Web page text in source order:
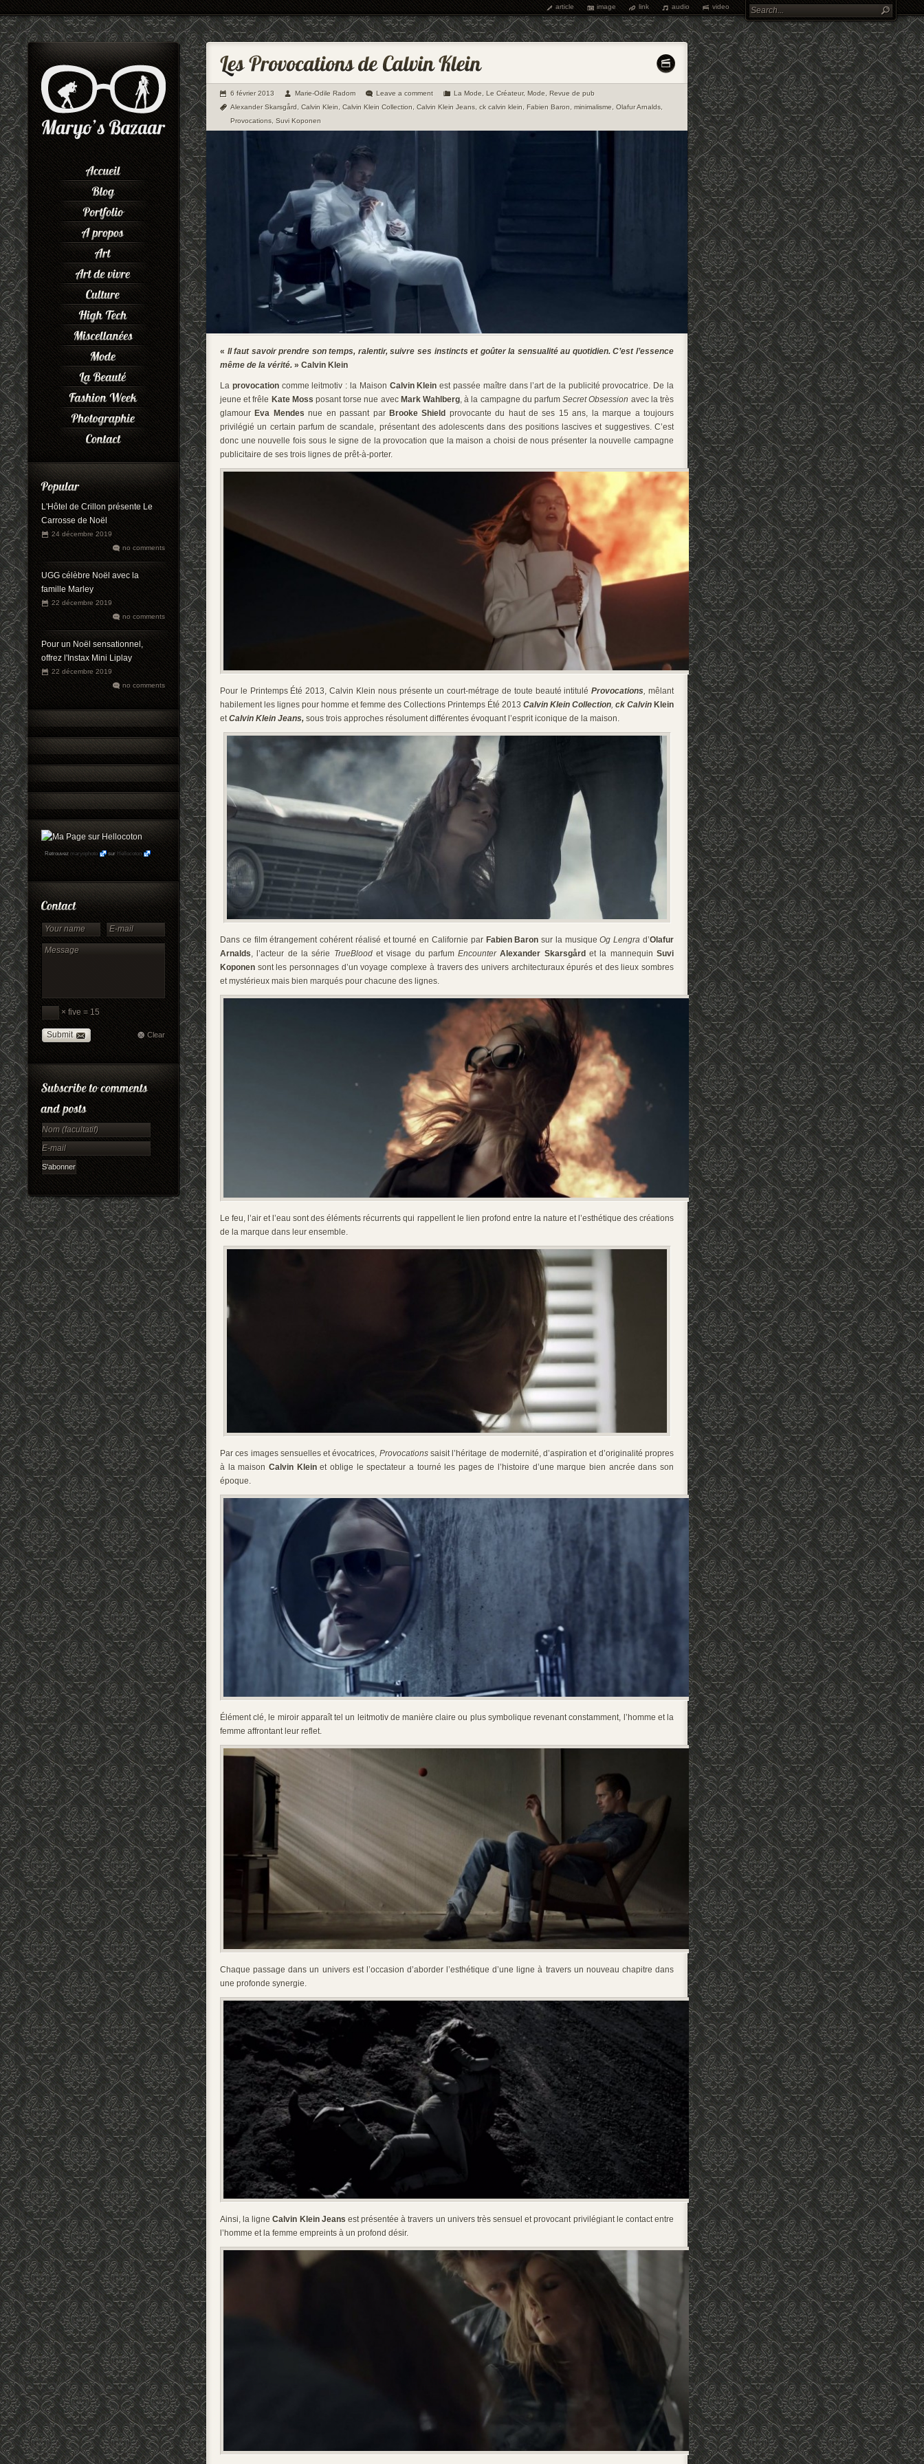
article image link audio video
L'Hôtel de Crillon présente Le
Carrosse de Noël
24 décembre 2019
no comments
UGG célèbre Noël avec la
famille Marley
22 décembre 2019
no comments
Pour un Noël sensationnel,
offrez l'Instax Mini Liplay
22 décembre 2019
no comments
Retrouvez maryophoto sur Hellocoton
× five = 15
Submit Clear
6 février 2013 Marie-Odile Radom Leave a comment La Mode Le Créateur, Mode
Revue de pub
Alexander Skarsgård Calvin Klein Calvin Klein Collection Calvin Klein Jeans ck calvin klein Fabien Baron minimalisme Olafur Arnalds
Provocations Suvi Koponen
« Il faut savoir prendre son temps, ralentir, suivre ses instincts et goûter la sensualité au quotidien. C’est l’essence
même de la vérité. » Calvin Klein
La provocationcomme leitmotiv : la Maison Calvin Klein est passée maître dans l’art de la publicité provocatrice. De la
jeune et frêle Kate Mossposant torse nue avec Mark Wahlberg, à la campagne du parfumSecret Obsession avec la très
glamour Eva Mendesnue en passant par Brooke Shield provocante du haut de ses 15 ans, la marque a toujours
privilégié un certain parfum de scandale, présentant des adolescents dans des positions lascives et suggestives. C’est
donc une nouvelle fois sous le signe de la provocation que la maison a choisi de nous présenter la nouvelle campagne
publicitaire de ses trois lignes de prêt-à-porter.
Pour le Printemps Été 2013, Calvin Klein nous présente un court-métrage de toute beauté intituléProvocations, mêlant
habilement les lignes pour homme et femme des Collections Printemps Été 2013 Calvin Klein Collection, ck Calvin Klein
etCalvin Klein Jeans, sous trois approches résolument différentes évoquant l’esprit iconique de la maison.
Dans ce film étrangement cohérent réalisé et tourné en Californie par Fabien Baron sur la musiqueOg Lengrad’Olafur
Arnalds, l’acteur de la série TrueBloodet visage du parfumEncounter Alexander Skarsgård et la mannequin Suvi
Koponen sont les personnages d’un voyage complexe à travers des univers architecturaux épurés et des lieux sombres
et mystérieux mais bien marqués pour chacune des lignes.
Le feu, l’air et l’eau sont des éléments récurrents qui rappellent le lien profond entre la nature et l’esthétique des créations
de la marque dans leur ensemble.
Par ces images sensuelles et évocatrices, Provocationssaisit l’héritage de modernité, d’aspiration et d’originalité propres
à la maison Calvin Kleinet oblige le spectateur a tourné les pages de l’histoire d’une marque bien ancrée dans son
époque.
Élément clé, le miroir apparaît tel un leitmotiv de manière claire ou plus symbolique revenant constamment, l’homme et la
femme affrontant leur reflet.
Chaque passage dans un univers est l’occasion d’aborder l’esthétique d’une ligne à travers un nouveau chapitre dans
une profonde synergie.
Ainsi, la ligneCalvin Klein Jeansest présentée à travers un univers très sensuel et provocant privilégiant le contact entre
l’homme et la femme empreints à un profond désir.